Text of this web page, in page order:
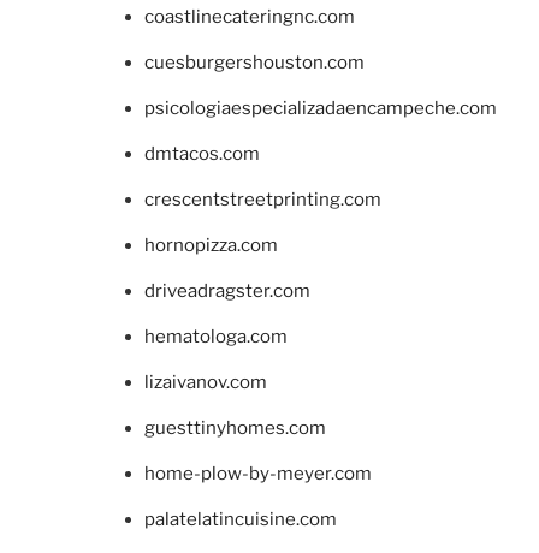
coastlinecateringnc.com
cuesburgershouston.com
psicologiaespecializadaencampeche.com
dmtacos.com
crescentstreetprinting.com
hornopizza.com
driveadragster.com
hematologa.com
lizaivanov.com
guesttinyhomes.com
home-plow-by-meyer.com
palatelatincuisine.com